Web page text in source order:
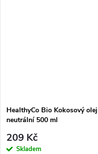
HealthyCo Bio Kokosový olej
neutrální 500 ml
209 Kč
Skladem